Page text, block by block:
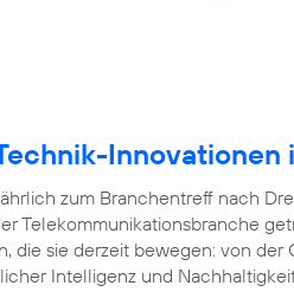
Innovationen
zum Branchentreff nach
Telekommunikationsbranche
die sie derzeit bewegen: von der
Intelligenz und